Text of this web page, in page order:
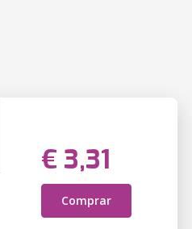
€ 3,31
Comprar